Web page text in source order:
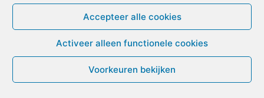
Accepteer alle cookies
Activeer alleen functionele cookies
Voorkeuren bekijken